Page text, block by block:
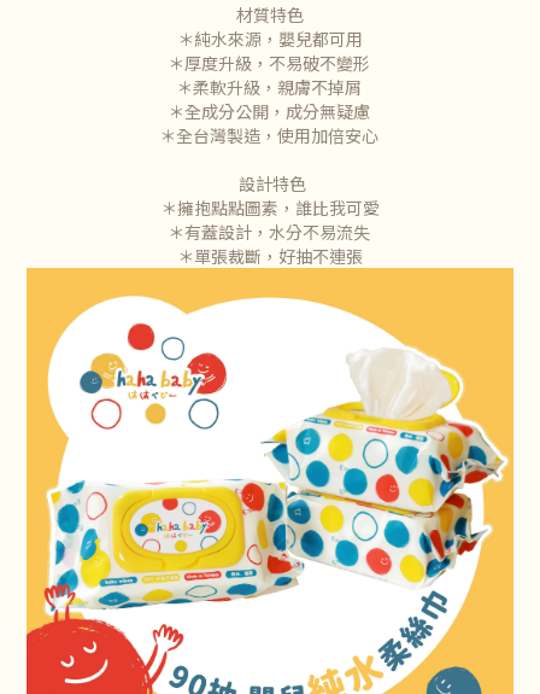
材質特色
＊純水來源，嬰兒都可用
＊厚度升級，不易破不變形
＊柔軟升級，親膚不掉屑
＊全成分公開，成分無疑慮
＊全台灣製造，使用加倍安心
設計特色
＊擁抱點點圖素，誰比我可愛
＊有蓋設計，水分不易流失
＊單張裁斷，好抽不連張